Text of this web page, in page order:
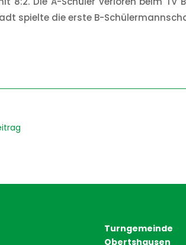
spielte die erste B-
Turngemeinde
Obertshausen